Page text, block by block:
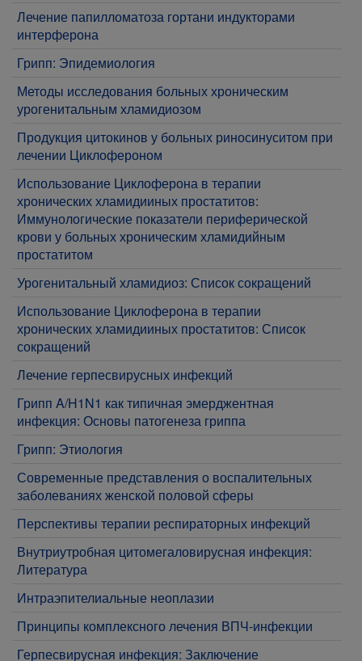
Лечение папилломатоза гортани индукторами
интерферона
Грипп: Эпидемиология
Методы исследования больных хроническим
урогенитальным хламидиозом
Продукция цитокинов у больных риносинуситом при
лечении Циклофероном
Использование Циклоферона в терапии
хронических хламидииных простатитов:
Иммунологические показатели периферической
крови у больных хроническим хламидийным
простатитом
Урогенитальный хламидиоз: Список сокращений
Использование Циклоферона в терапии
хронических хламидииных простатитов: Список
сокращений
Лечение герпесвирусных инфекций
Грипп A/H1N1 как типичная эмерджентная
инфекция: Основы патогенеза гриппа
Грипп: Этиология
Современные представления о воспалительных
заболеваниях женской половой сферы
Перспективы терапии респираторных инфекций
Внутриутробная цитомегаловирусная инфекция:
Литература
Интраэпителиальные неоплазии
Принципы комплексного лечения ВПЧ-инфекции
Герпесвирусная инфекция: Заключение